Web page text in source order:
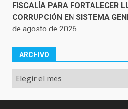
FISCALÍA PARA FORTALECER
CORRUPCIÓN EN SISTEMA
de agosto de 2026
ARCHIVO
Archivo